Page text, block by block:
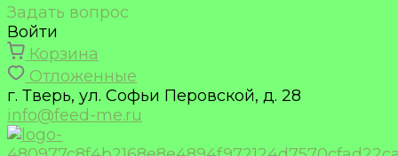
Задать вопрос
Войти
Корзина
Отложенные
г. Тверь, ул. Софьи Перовской, д. 28
info@feed-me.ru